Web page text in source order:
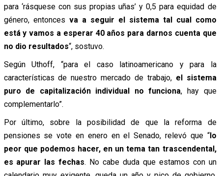
para ‘rásquese con sus propias uñas’ y 0,5 para equidad de
género, entonces va a seguir el sistema tal cual como
está y vamos a esperar 40 años para darnos cuenta que
no dio resultados“, sostuvo.
Según Uthoff, “para el caso latinoamericano y para la
características de nuestro mercado de trabajo, el sistema
puro de capitalización individual no funciona, hay que
complementarlo”.
Por último, sobre la posibilidad de que la reforma de
pensiones se vote en enero en el Senado, relevó que “lo
peor que podemos hacer, en un tema tan trascendental,
es apurar las fechas. No cabe duda que estamos con un